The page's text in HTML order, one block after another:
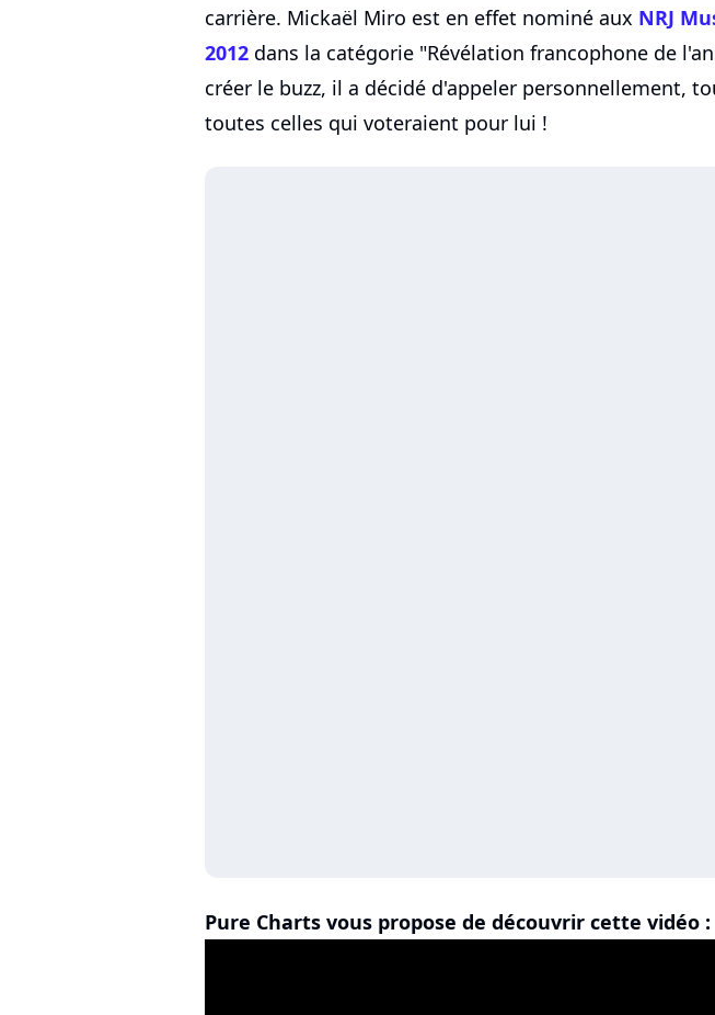
carrière. Mickaël Miro est en effet nominé aux NRJ
2012 dans la catégorie "Révélation francophone de
créer le buzz, il a décidé d'appeler personnellement,
toutes celles qui voteraient pour lui !
Pure Charts vous propose de découvrir cette vidéo :